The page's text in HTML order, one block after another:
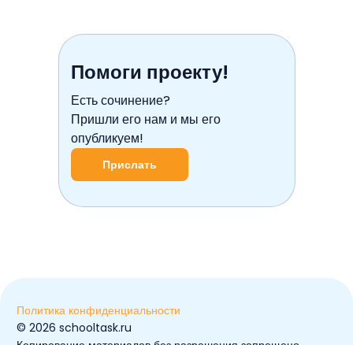
Помоги проекту!
Есть сочинение?
Пришли его нам и мы его
опубликуем!
Прислать
© ️2026 schooltask.ru
Политика конфиденциальности